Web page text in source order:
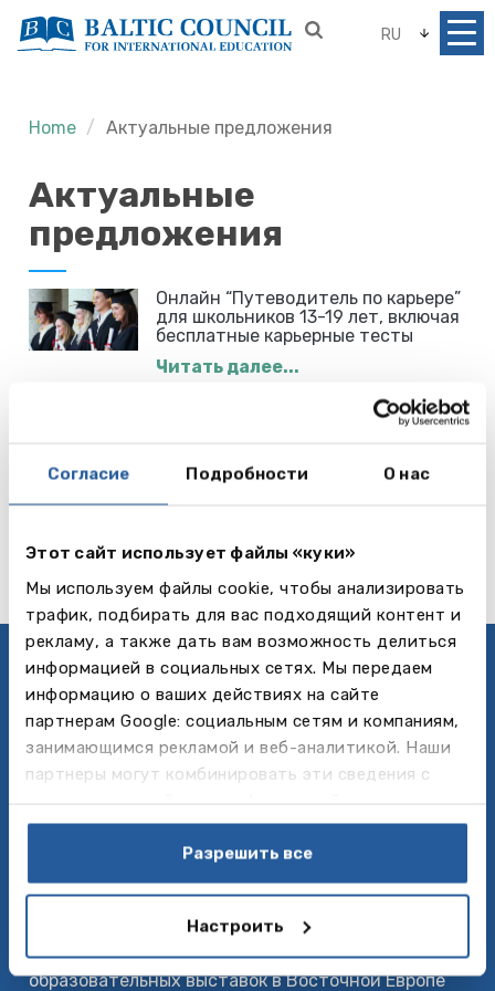
Согласие Подробности О нас
Этот сайт использует файлы «куки»
Мы используем файлы cookie, чтобы анализировать
трафик, подбирать для вас подходящий контент и
рекламу, а также дать вам возможность делиться
информацией в социальных сетях. Мы передаем
информацию о ваших действиях на сайте
партнерам Google: социальным сетям и компаниям,
занимающимся рекламой и веб-аналитикой. Наши
партнеры могут комбинировать эти сведения с
данными, которые они получили при использовании
Разрешить все
Настроить
RU
Home Актуальные предложения
Актуальные
предложения
Онлайн “Путеводитель по карьере”
для школьников 13-19 лет, включая
бесплатные карьерные тесты
Читать далее...
Кембриджским экзаменам в
Великобритании
Читать далее...
Политика приватности
Follow us
О нас
Baltic Council for International Education –
ведущее образовательное агентство по вопросам
летних лагерей до среднего, специального и
высшего образования. Baltic Council также
является организатором крупнейших
образовательных выставок в Восточной Европе